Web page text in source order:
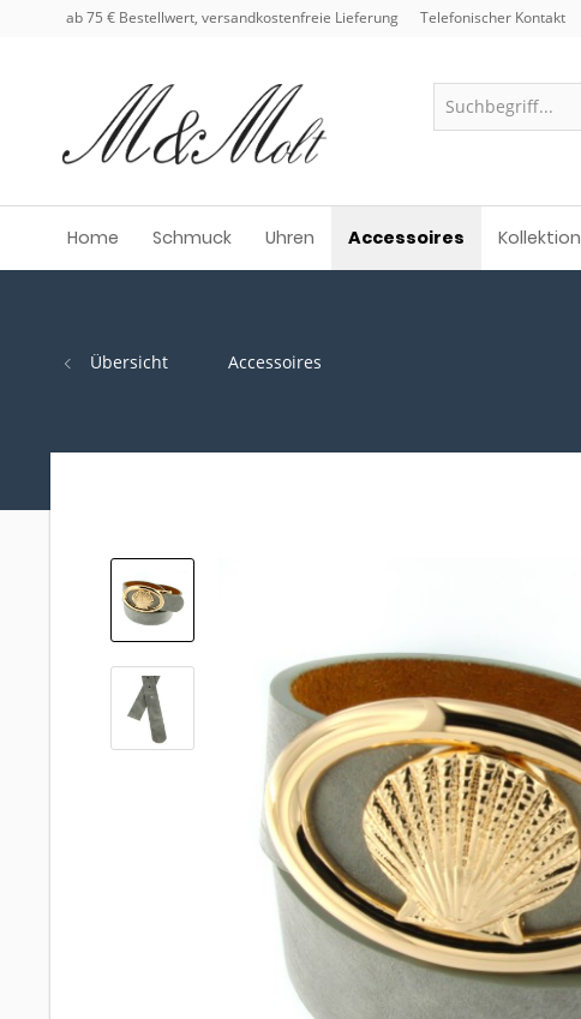
ab 75 € Bestellwert, versandkostenfreie Lieferung Telefonischer Kontakt
Home Schmuck Uhren Accessoires Kollektion
Übersicht Accessoires